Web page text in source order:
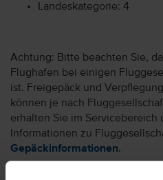
Landeskategorie: 4
Achtung: Bitte beachten Sie,
Flughafen bei einigen
ist. Freigepäck und
können je nach
erhalten Sie im Servicebereich
Informationen zu
Gepäckinformationen.
Wir möchten Sie darauf